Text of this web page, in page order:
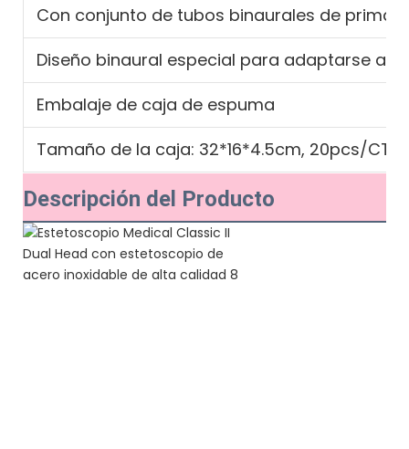
Con conjunto de tubos binaurales de
Diseño binaural especial para adaptarse a
Embalaje de caja de espuma
Tamaño de la caja: 32*16*4.5cm, 20pcs/
Descripción del Producto